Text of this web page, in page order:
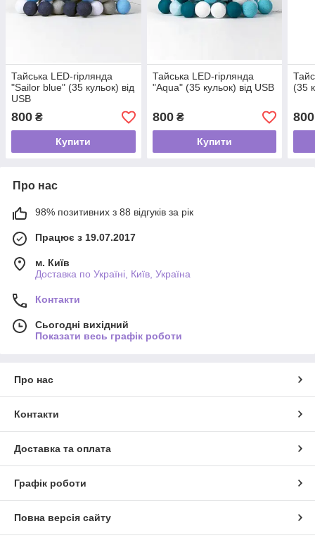
Тайська LED-гірлянда
"Sailor blue" (35 кульок) від
USB
800 ₴
Купити
Тайська LED-гірлянда
"Aqua" (35 кульок) від USB
800₴
Купити
(35
800
Про нас
98% позитивних з 88 відгуків за рік
Працює з 19.07.2017
м. Київ
Доставка по Україні, Київ, Україна
Контакти
Сьогодні вихідний
Показати весь графік роботи
Про нас
Контакти
Доставка та оплата
Графік роботи
Повна версія сайту